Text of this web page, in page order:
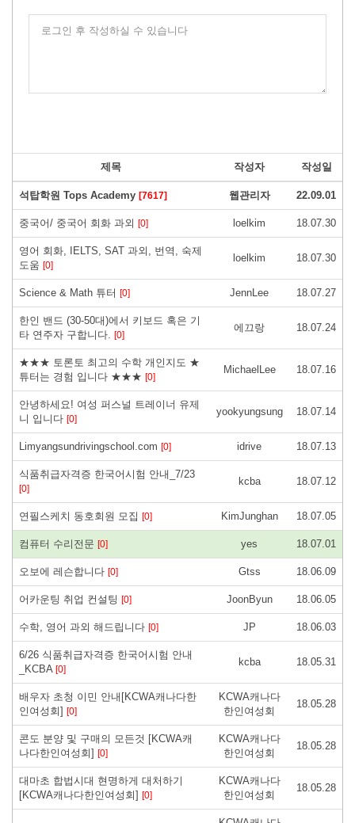
로그인 후 작성하실 수 있습니다
제목 작성자 작성일
석탑학원 Tops Academy [7617] 웹관리자 22.09.01
중국어/ 중국어 회화 과외 [0] loelkim 18.07.30
영어 회화, IELTS, SAT 과외, 번역, 숙제
도움 [0]
loelkim 18.07.30
Science & Math 튜터 [0] JennLee 18.07.27
한인 밴드 (30-50대)에서 키보드 혹은 기
타 연주자 구합니다. [0]
에끄랑 18.07.24
★★★ 토론토 최고의 수학 개인지도 ★
튜터는 경험 입니다 ★★★ [0]
MichaelLee 18.07.16
안녕하세요! 여성 퍼스널 트레이너 유제
니 입니다 [0]
yookyungsung 18.07.14
Limyangsundrivingschool.com [0] idrive 18.07.13
식품취급자격증 한국어시험 안내_7/23
[0]
kcba 18.07.12
연필스케치 동호회원 모집 [0] KimJunghan 18.07.05
컴퓨터 수리전문 [0] yes 18.07.01
오보에 레슨합니다 [0] Gtss 18.06.09
어카운팅 취업 컨설팅 [0] JoonByun 18.06.05
수학, 영어 과외 해드립니다 [0] JP 18.06.03
6/26 식품취급자격증 한국어시험 안내
_KCBA [0]
kcba 18.05.31
배우자 초청 이민 안내[KCWA캐나다한
인여성회] [0]
KCWA캐나다
한인여성회
18.05.28
콘도 분양 및 구매의 모든것 [KCWA캐
나다한인여성회] [0]
KCWA캐나다
한인여성회
18.05.28
대마초 합법시대 현명하게 대처하기
[KCWA캐나다한인여성회] [0]
KCWA캐나다
한인여성회
18.05.28